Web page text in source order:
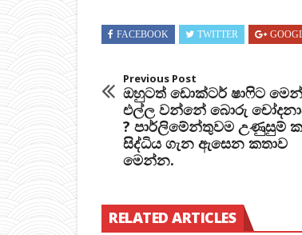
FACEBOOK TWITTER
Previous Post
ඔහුටත් ඩොක්ටර් ෂාෆිට මෙන්
එල්ල වන්නේ බොරු
? පාර්ලිමේන්තුවම උණුසුම්
සිද්ධිය ගැන ඇසෙන කතාව
මෙන්න.
RELATED ARTICLES